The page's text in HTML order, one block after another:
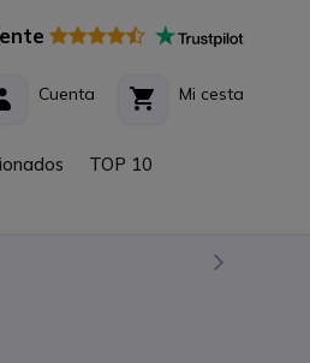
Mi cesta
Cuenta
TOP 10